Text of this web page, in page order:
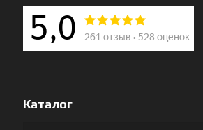
Каталог